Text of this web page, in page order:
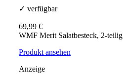
✓ verfügbar
69,99 €
WMF Merit Salatbesteck, 2-teilig
Produkt ansehen
Anzeige